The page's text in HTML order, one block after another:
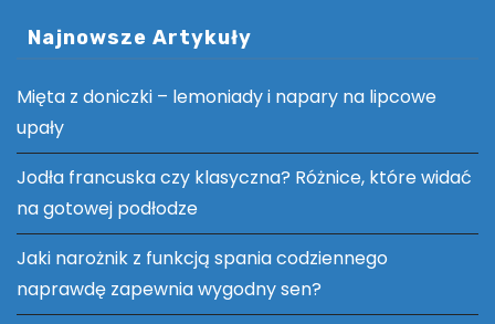
Najnowsze Artykuły
Mięta z doniczki – lemoniady i napary na lipcowe
upały
Jodła francuska czy klasyczna? Różnice, które widać
na gotowej podłodze
Jaki narożnik z funkcją spania codziennego
naprawdę zapewnia wygodny sen?